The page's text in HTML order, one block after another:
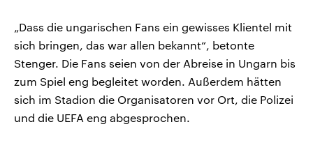
„Dass die ungarischen Fans ein gewisses Klientel mit
sich bringen, das war allen bekannt“, betonte
Stenger. Die Fans seien von der Abreise in Ungarn bis
zum Spiel eng begleitet worden. Außerdem hätten
sich im Stadion die Organisatoren vor Ort, die Polizei
und die UEFA eng abgesprochen.